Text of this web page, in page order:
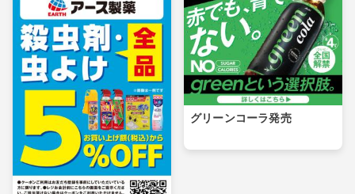
グリーンコーラ発売